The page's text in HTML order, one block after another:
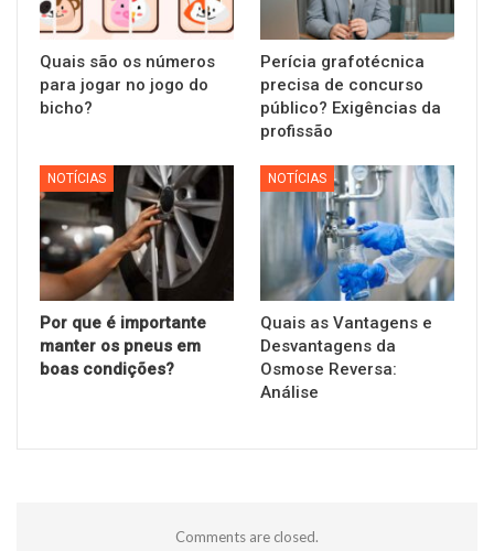
Quais são os números
para jogar no jogo do
bicho?
Perícia grafotécnica
precisa de concurso
público? Exigências da
profissão
NOTÍCIAS
Por que é importante
manter os pneus em
boas condições?
NOTÍCIAS
Quais as Vantagens e
Desvantagens da
Osmose Reversa:
Análise
Comments are closed.